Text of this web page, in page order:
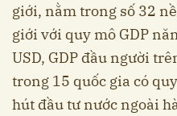
giới, nằm trong số 32
giới với quy mô GDP
USD, GDP đầu người
trong 15 quốc gia có
hút đầu tư nước ngoài